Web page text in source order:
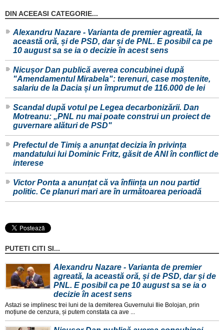
DIN ACEEASI CATEGORIE...
Alexandru Nazare - Varianta de premier agreată, la
această oră, și de PSD, dar și de PNL. E posibil ca pe
10 august sa se ia o decizie în acest sens
Nicușor Dan publică averea concubinei după
"Amendamentul Mirabela": terenuri, case moștenite,
salariu de la Dacia și un împrumut de 116.000 de lei
Scandal după votul pe Legea decarbonizării. Dan
Motreanu: „PNL nu mai poate construi un proiect de
guvernare alături de PSD"
Prefectul de Timiș a anunțat decizia în privința
mandatului lui Dominic Fritz, găsit de ANI în conflict de
interese
Victor Ponta a anunțat că va înființa un nou partid
politic. Ce planuri mari are în următoarea perioadă
PUTETI CITI SI...
Alexandru Nazare - Varianta de premier
agreată, la această oră, și de PSD, dar și de
PNL. E posibil ca pe 10 august sa se ia o
decizie în acest sens
Astazi se implinesc trei luni de la demiterea Guvernului Ilie Bolojan, prin
moțiune de cenzura, și putem constata ca ave ...